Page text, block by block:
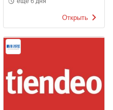
Открыть